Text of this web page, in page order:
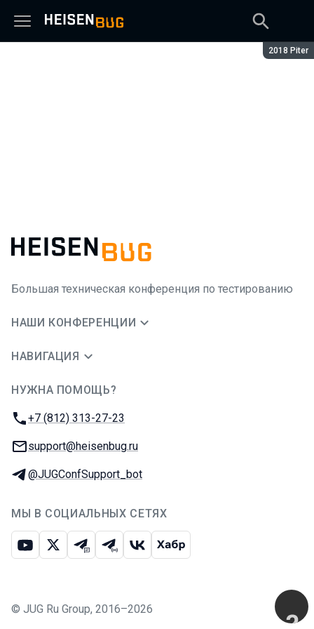
Сезон:
2018 Piter
Большая техническая конференция по тестированию
НАШИ КОНФЕРЕНЦИИ
НАВИГАЦИЯ
НУЖНА ПОМОЩЬ?
Телефон:
+7 (812) 313-27-23
E-mail:
support@heisenbug.ru
Телеграм:
@JUGConfSupport_bot
МЫ В СОЦИАЛЬНЫХ СЕТЯХ
ЮтубИкс Телеграм-чат
Телеграм-канал
ВКонтакте
Хабр
© JUG Ru Group, 2016–2026